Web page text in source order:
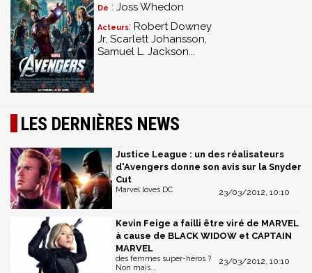
De : Joss Whedon
Acteurs: Robert Downey
Jr, Scarlett Johansson,
Samuel L. Jackson...
LES DERNIÈRES NEWS
Justice League : un des réalisateurs
d'Avengers donne son avis sur la Snyder
Cut
23/03/2012, 10:10
Marvel loves DC
Kevin Feige a failli être viré de MARVEL
à cause de BLACK WIDOW et CAPTAIN
MARVEL
23/03/2012, 10:10
des femmes super-héros ?
Non mais...